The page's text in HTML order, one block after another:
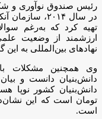
رئیس صندوق نوآوری و
در سال ۲۰۱۴،
تهیه کرد که به‌رغم
ارزشمند از وضعیت
نهاد‌های بین‌المللی به این
وی همچنین مشکلات
تومان است که این
است.